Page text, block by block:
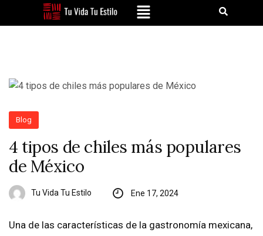
Blog
4 tipos de chiles más populares
de México
Tu Vida Tu Estilo Ene 17, 2024
Una de las características de la gastronomía mexicana,